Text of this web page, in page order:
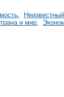
,
и мир,